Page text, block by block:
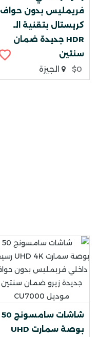
فريمليس بدون حواف
كريستال بتقنية الـ
HDR جديدة ضمان
سنتين
$0
الجيزة
شاشات سامسونج 50
بوصة سمارت UHD